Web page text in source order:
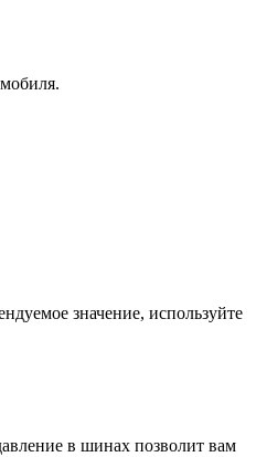
значение, используйте
в шинах позволит вам